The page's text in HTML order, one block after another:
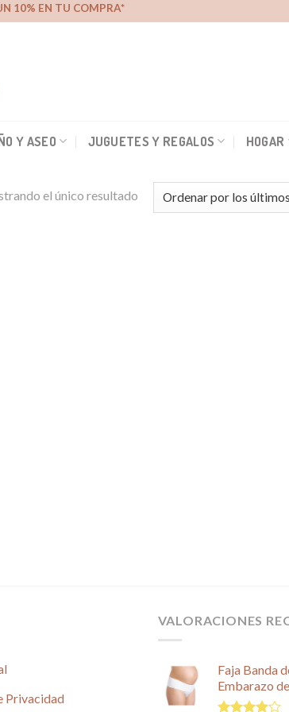
10% EN TU COMPRA*
Y ASEO JUGUETES Y REGALOS HOGAR
el único resultado
Privacidad
VALORACIONES
Faja Banda
Embarazo